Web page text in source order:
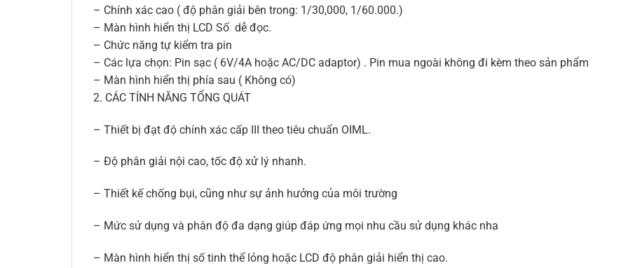
– Chính xác cao ( độ phân giải bên trong: 1/30,000, 1/60.000.)
– Màn hình hiển thị LCD Số dễ đọc.
– Chức năng tự kiểm tra pin
– Các lựa chọn: Pin sạc ( 6V/4A hoặc AC/DC adaptor) . Pin mua ngoài không đi kèm theo sản phẩm
– Màn hình hiển thị phía sau ( Không có)
2. CÁC TÍNH NĂNG TỔNG QUÁT
– Thiết bị đạt độ chính xác cấp III theo tiêu chuẩn OIML.
– Độ phân giải nội cao, tốc độ xử lý nhanh.
– Thiết kế chống bụi, cũng như sự ảnh hưởng của môi trường
– Mức sử dụng và phân độ đa dạng giúp đáp ứng mọi nhu cầu sử dụng khác nha
– Màn hình hiển thị số tinh thể lỏng hoặc LCD độ phân giải hiển thị cao.